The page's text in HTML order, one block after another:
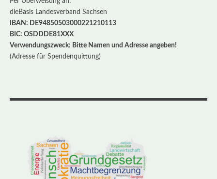
dieBasis Landesverband Sachsen
IBAN: DE94850503000221210113
BIC: OSDDDE81XXX
Verwendungszweck: Bitte Namen und Adresse angeben!
(Adresse für Spendenquittung)